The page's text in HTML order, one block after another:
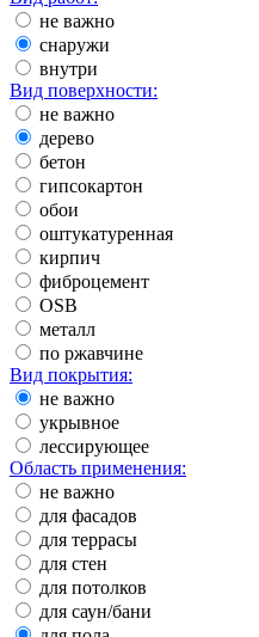
не важно
снаружи
внутри
Вид поверхности:
не важно
дерево
бетон
гипсокартон
обои
оштукатуренная
кирпич
фиброцемент
OSB
металл
по ржавчине
Вид покрытия:
не важно
укрывное
лессирующее
Область применения:
не важно
для фасадов
для террасы
для стен
для потолков
для саун/бани